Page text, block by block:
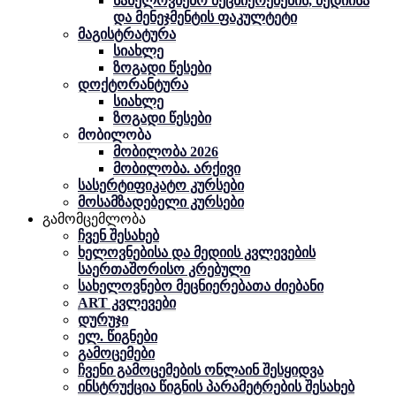
და მენეჯმენტის ფაკულტეტი
მაგისტრატურა
სიახლე
ზოგადი წესები
დოქტორანტურა
სიახლე
ზოგადი წესები
მობილობა
მობილობა 2026
მობილობა. არქივი
სასერტიფიკატო კურსები
მოსამზადებელი კურსები
გამომცემლობა
ჩვენ შესახებ
ხელოვნებისა და მედიის კვლევების
საერთაშორისო კრებული
სახელოვნებო მეცნიერებათა ძიებანი
ART კვლევები
დურუჯი
ელ. წიგნები
გამოცემები
ჩვენი გამოცემების ონლაინ შესყიდვა
ინსტრუქცია წიგნის პარამეტრების შესახებ